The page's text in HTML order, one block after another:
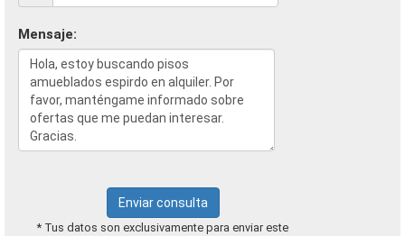
Mensaje:
Enviar consulta
* Tus datos son exclusivamente para enviar este